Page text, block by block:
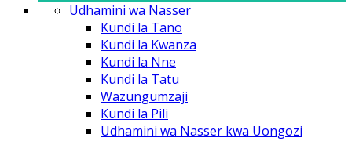
Udhamini wa Nasser
Kundi la Tano
Kundi la Kwanza
Kundi la Nne
Kundi la Tatu
Wazungumzaji
Kundi la Pili
Udhamini wa Nasser kwa Uongozi